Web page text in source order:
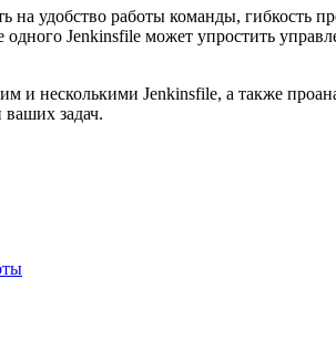
удобство работы команды, гибкость
Jenkinsfile может упростить
несколькими Jenkinsfile, а также
задач.